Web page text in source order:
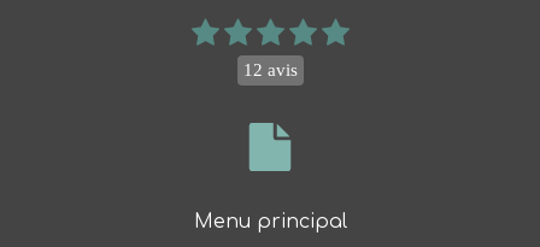
12 avis
Menu principal